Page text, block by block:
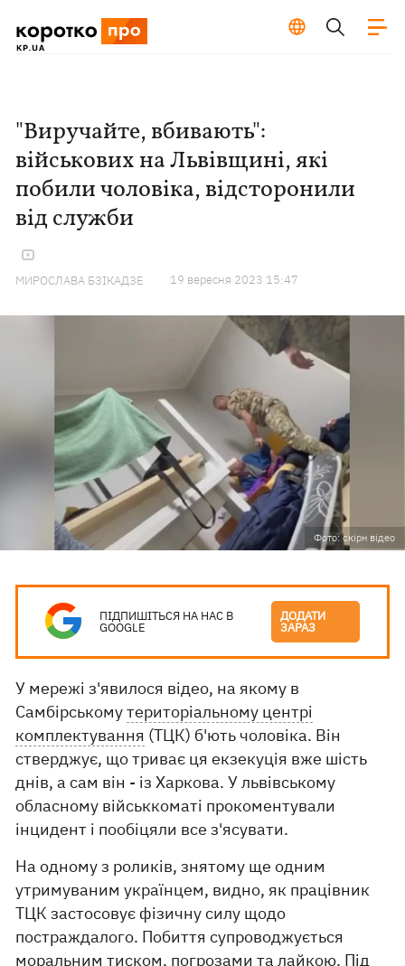
"Виручайте, вбивають":
військових на Львівщині, які
побили чоловіка, відсторонили
від служби
МИРОСЛАВА БЗІКАДЗЕ 19 вересня 2023 15:47
Фото: скірн відео
ПІДПИШІТЬСЯ НА НАС В
GOOGLE
ДОДАТИ
ЗАРАЗ
У мережі з'явилося відео, на якому в
Самбірськомутериторіальному центрі
комплектування (ТЦК) б'ють чоловіка. Він
стверджує, що триває ця екзекуція вже шість
днів, а сам він - із Харкова. У львівському
обласному військкоматі прокоментували
інцидент і пообіцяли все з'ясувати.
На одному з роликів, знятому ще одним
утримуваним українцем, видно, як працівник
ТЦК застосовує фізичну силу щодо
постраждалого. Побиття супроводжується
моральним тиском, погрозами та лайкою. Під